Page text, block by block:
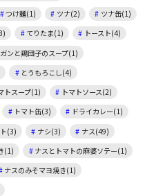
つけ麺(1) ツナ(2)
ツナ缶(1)
てりたま(1)
トースト(4)
ガンと鶏団子のスープ(1)
とうもろこし(4)
トスープ(1)
トマトソース(2)
トマト缶(3)
ドライカレー(1)
(3) ナシ(3)
ナス(49)
(1)
ナスとトマトの麻婆ソテー(1)
ナスのみそマヨ焼き(1)